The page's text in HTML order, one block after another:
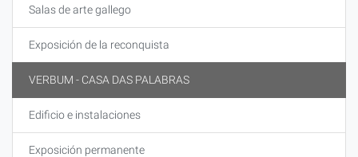
Salas de arte gallego
Exposición de la reconquista
VERBUM - CASA DAS PALABRAS
Edificio e instalaciones
Exposición permanente